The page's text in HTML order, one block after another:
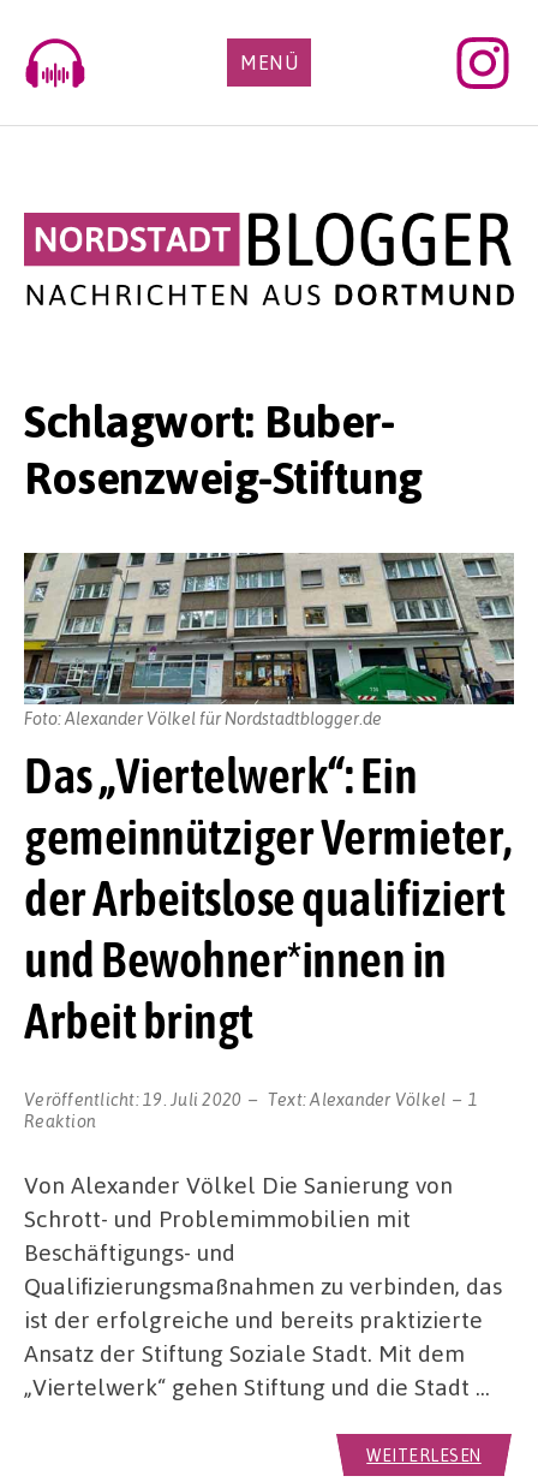
content
MENÜ
Schlagwort: Buber-
Rosenzweig-Stiftung
Das „Viertelwerk“: Ein
gemeinnütziger Vermieter,
der Arbeitslose qualifiziert
und Bewohner*innen in
Arbeit bringt
Veröffentlicht: 19. Juli 2020 Text:Alexander Völkel
1
Reaktion
Foto: Alexander Völkel für Nordstadtblogger.de
Von Alexander Völkel Die Sanierung von
Schrott- und Problemimmobilien mit
Beschäftigungs- und
Qualifizierungsmaßnahmen zu verbinden, das
ist der erfolgreiche und bereits praktizierte
Ansatz der Stiftung Soziale Stadt. Mit dem
„Viertelwerk“ gehen Stiftung und die Stadt …
WEITERLESEN